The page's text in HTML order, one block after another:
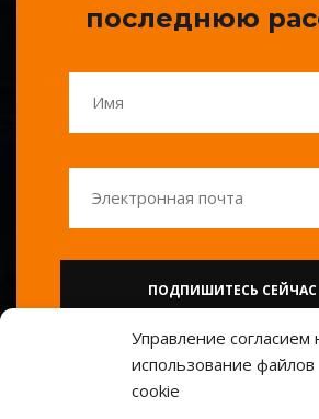
Управление согласием
использование файлов
cookie
последнюю
ПОДПИШИТЕСЬ СЕЙЧАС
или